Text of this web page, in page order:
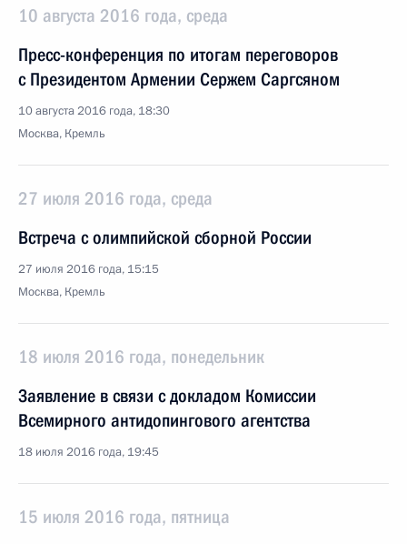
10 августа 2016 года, среда
Пресс-конференция по итогам переговоров
с Президентом Армении Сержем Саргсяном
10 августа 2016 года, 18:30
Москва, Кремль
27 июля 2016 года, среда
Встреча с олимпийской сборной России
27 июля 2016 года, 15:15
Москва, Кремль
18 июля 2016 года, понедельник
Заявление в связи с докладом Комиссии
Всемирного антидопингового агентства
18 июля 2016 года, 19:45
15 июля 2016 года, пятница